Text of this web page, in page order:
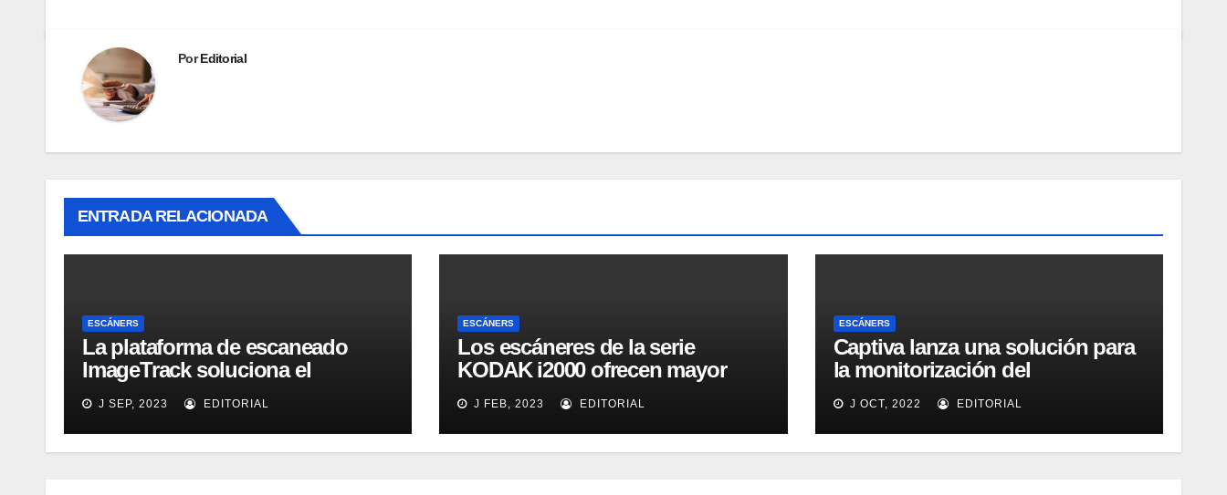
PorEditorial
ENTRADA RELACIONADA
ESCÁNERS
La plataforma de escaneado
ImageTrack soluciona el
problema de costes y cuello de
botella de los laboratorios
LabOne
J SEP, 2023 EDITORIAL
ESCÁNERS
Los escáneres de la serie
KODAK i2000 ofrecen mayor
eficacia, productividad y
colaboración en la oficina
J FEB, 2023 EDITORIAL
ESCÁNERS
Captiva lanza una solución para
la monitorización del
rendimiento de sistemas de
captura y ECM
J OCT, 2022 EDITORIAL